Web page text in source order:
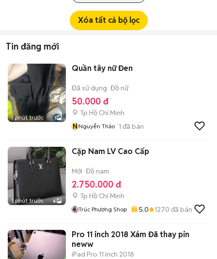
Xóa tất cả bộ lọc
Tin đăng mới
1 phút trước 1
Quần tây nữ Đen
Đã sử dụng Đồ nữ
50.000 đ
Tp Hồ Chí Minh
NNguyễn Thảo 1 đã bán
1 phút trước 6
Cặp Nam LV Cao Cấp
Mới Đồ nam
2.750.000 đ
Tp Hồ Chí Minh
Trúc Phương Shop 5.0 1270 đã bán
Pro 11 inch 2018 Xám Đã thay pin
neww
iPad Pro 11 inch 2018